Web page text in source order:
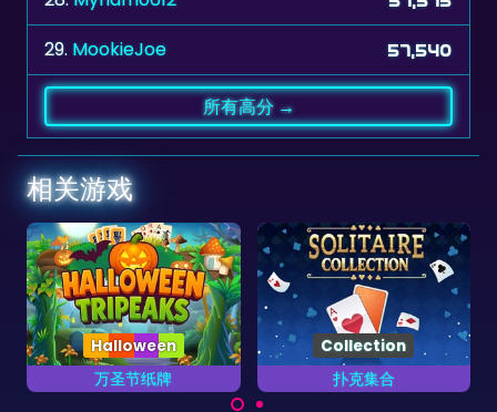
相关游戏
扑克集合
Collection
完成所有13个集合的扑克
游戏。
埃及扑克
玩100关古埃及时代的扑
克游戏。